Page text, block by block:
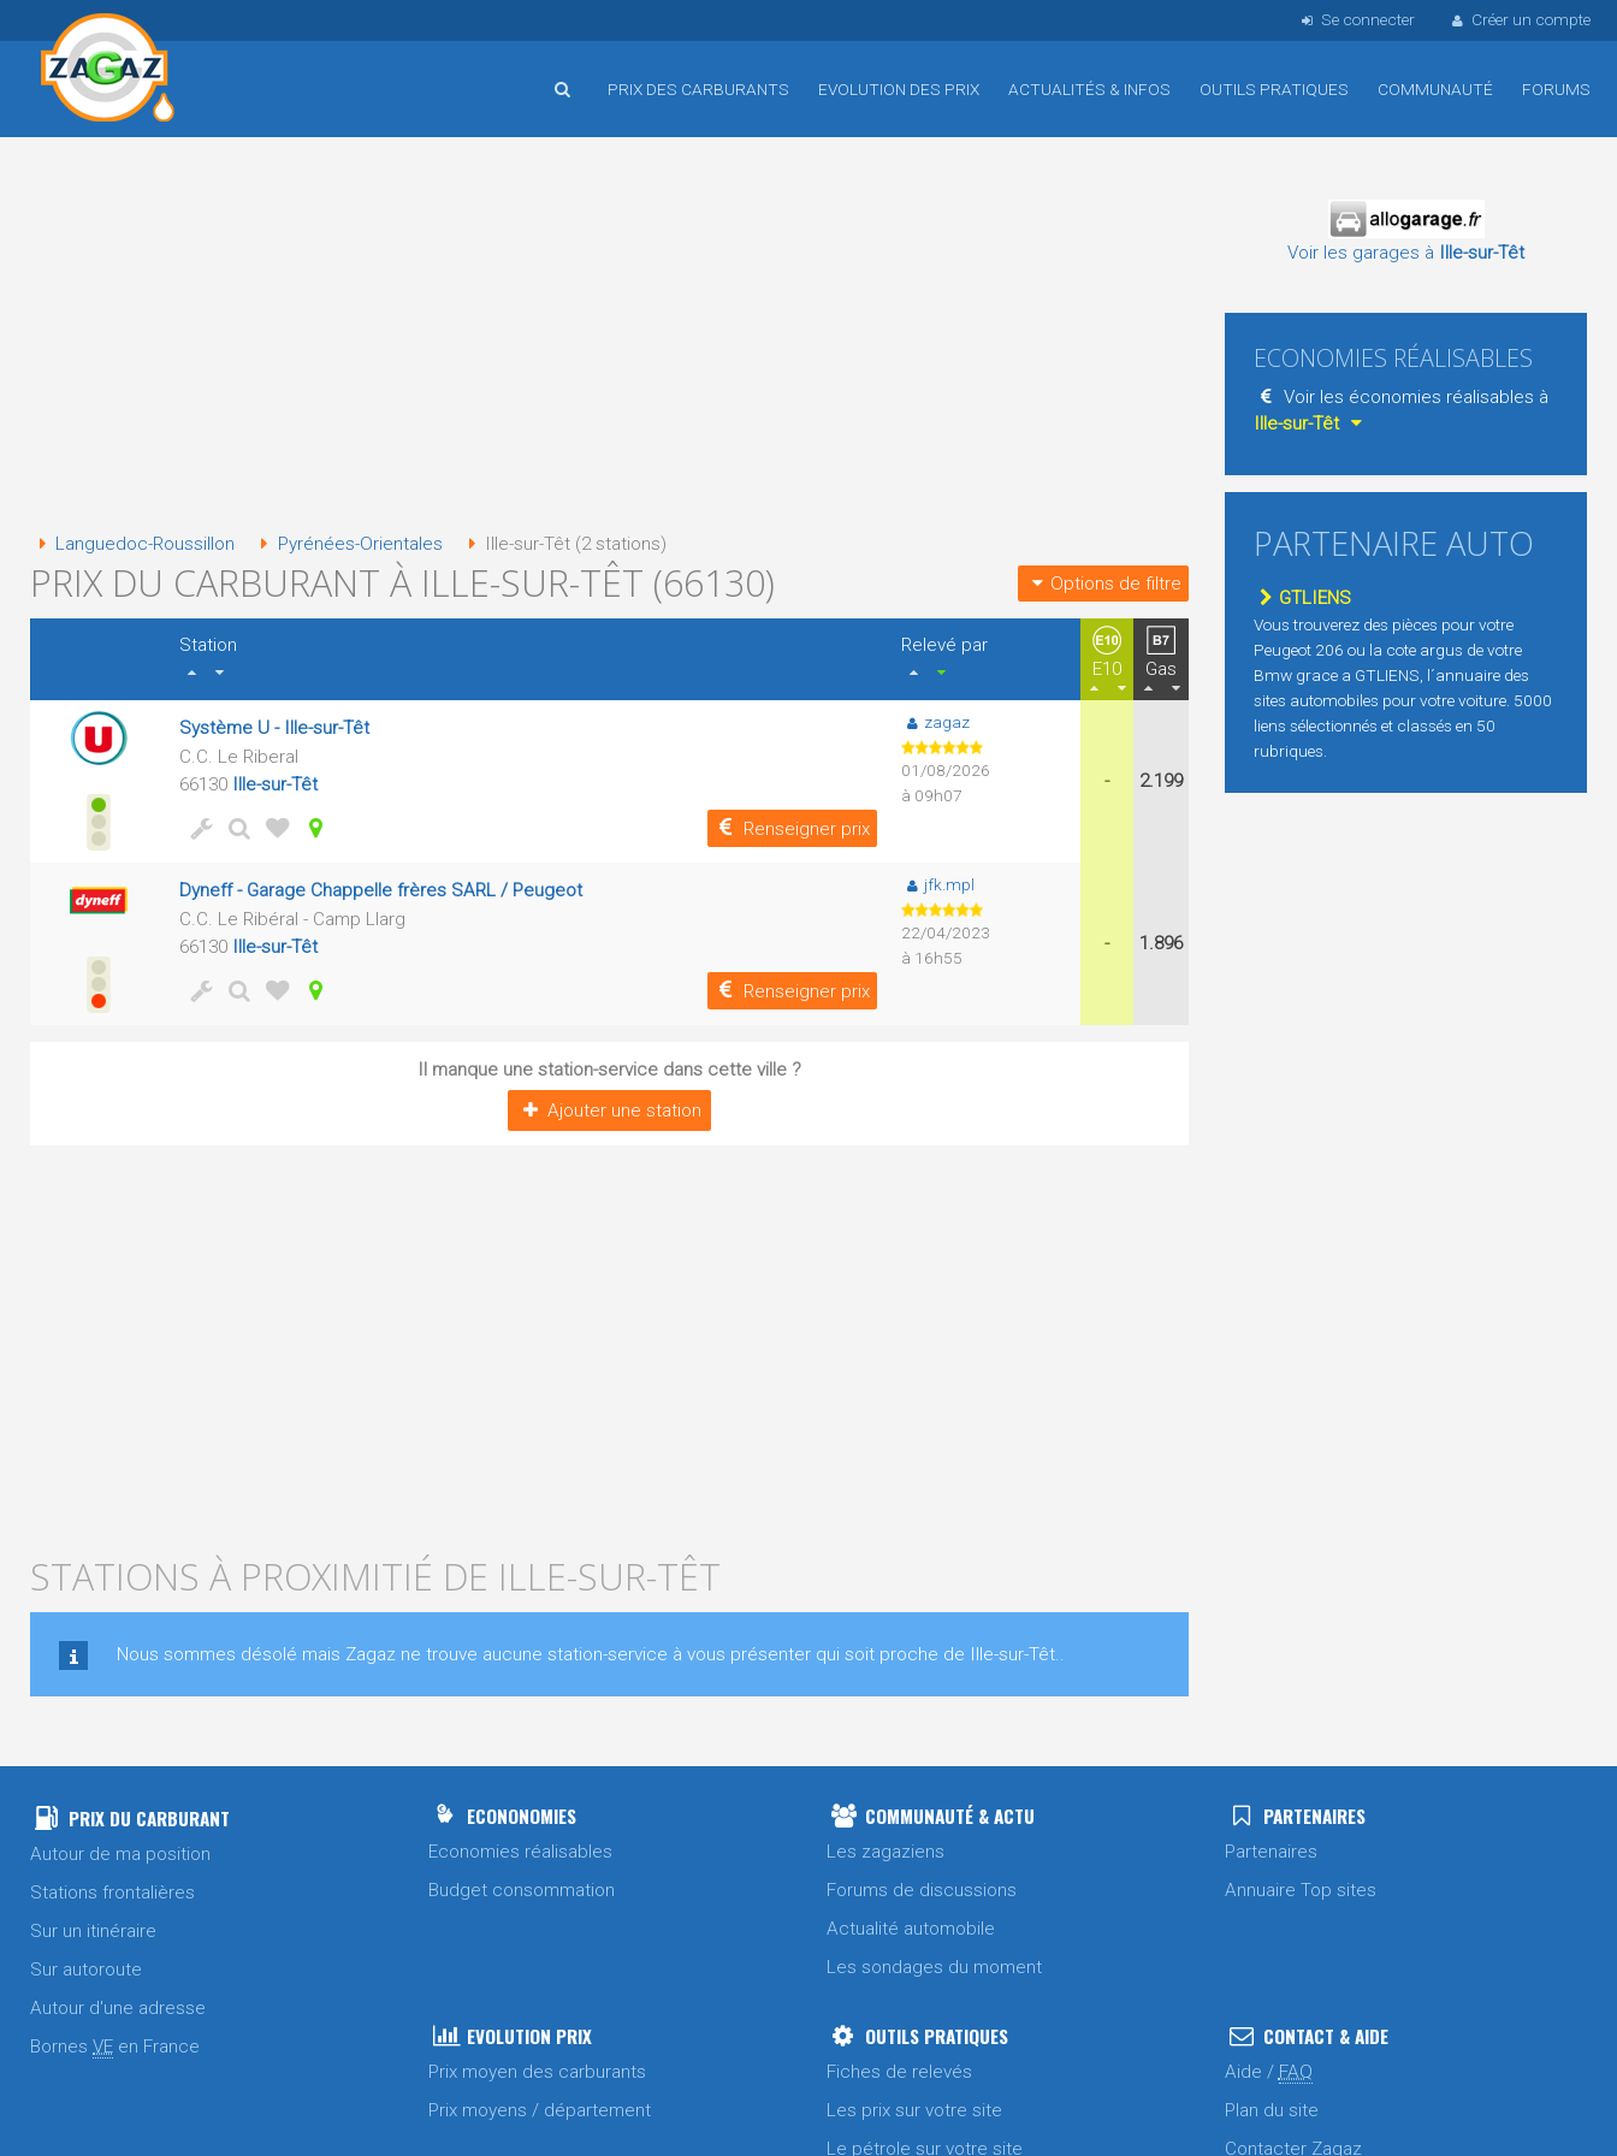
Se connecter Créer un compte
PRIX DES CARBURANTS EVOLUTION DES PRIX ACTUALITÉS & INFOS OUTILS PRATIQUES COMMUNAUTÉ FORUMS
Languedoc-Roussillon Pyrénées-Orientales Ille-sur-Têt (2 stations)
PRIX DU CARBURANT À ILLE-SUR-TÊT (66130) Options de filtre
Station
Relevé par
E10
Gas
Système U - Ille-sur-Têt
C.C. Le Riberal
66130 Ille-sur-Têt
Renseigner prix
zagaz
01/08/2026
à 09h07
- 2.199
Dyneff - Garage Chappelle frères SARL / Peugeot
C.C. Le Ribéral - Camp Llarg
66130 Ille-sur-Têt
Renseigner prix
jfk.mpl
22/04/2023
à 16h55
- 1.896
Il manque une station-service dans cette ville ?
Ajouter une station
STATIONS À PROXIMITIÉ DE ILLE-SUR-TÊT
Nous sommes désolé mais Zagaz ne trouve aucune station-service à vous présenter qui soit proche de Ille-sur-Têt..
Voir les garages à Ille-sur-Têt
ECONOMIES RÉALISABLES
Voir les économies réalisables à
Ille-sur-Têt
PARTENAIRE AUTO
GTLIENS
Vous trouverez des pièces pour votre
Peugeot 206 ou la cote argus de votre
Bmw grace a GTLIENS, l´annuaire des
sites automobiles pour votre voiture. 5000
liens sélectionnés et classés en 50
rubriques.
PRIX DU CARBURANT
Autour de ma position
Stations frontalières
Sur un itinéraire
Sur autoroute
Autour d'une adresse
Bornes VE en France
ECONONOMIES
Economies réalisables
Budget consommation
COMMUNAUTÉ & ACTU
Les zagaziens
Forums de discussions
Actualité automobile
Les sondages du moment
PARTENAIRES
Partenaires
Annuaire Top sites
EVOLUTION PRIX
Prix moyen des carburants
Prix moyens / département
OUTILS PRATIQUES
Fiches de relevés
Les prix sur votre site
Le pétrole sur votre site
CONTACT & AIDE
Aide / FAQ
Plan du site
Contacter Zagaz